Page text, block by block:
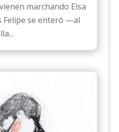
marchando Elsa
Felipe se enteró —al